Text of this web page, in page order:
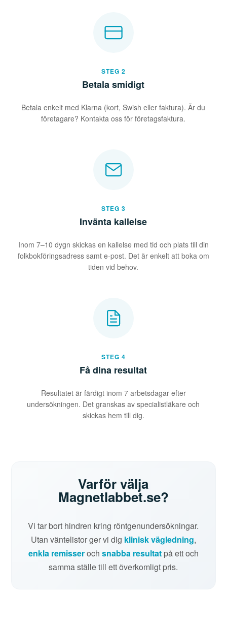
STEG 2
Betala smidigt
Betala enkelt med Klarna (kort, Swish eller faktura). Är du
företagare? Kontakta oss för företagsfaktura.
STEG 3
Invänta kallelse
Inom 7–10 dygn skickas en kallelse med tid och plats till din
folkbokföringsadress samt e-post. Det är enkelt att boka om
tiden vid behov.
STEG 4
Få dina resultat
Resultatet är färdigt inom 7 arbetsdagar efter
undersökningen. Det granskas av specialistläkare och
skickas hem till dig.
Varför välja
Magnetlabbet.se?
Vi tar bort hindren kring röntgenundersökningar.
Utan väntelistor ger vi dig klinisk vägledning,
enkla remisseroch snabba resultatpå ett och
samma ställe till ett överkomligt pris.